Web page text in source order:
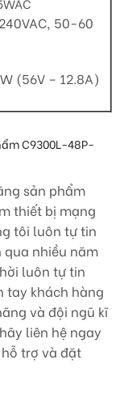
50-60
(56V – 12.8A)
C9300L-48P-
sản phẩm
thiết bị mạng
tôi luôn tự tin
nhiều năm
luôn tự tin
tay khách hàng
và đội ngũ kĩ
liên hệ ngay
trợ và đặt